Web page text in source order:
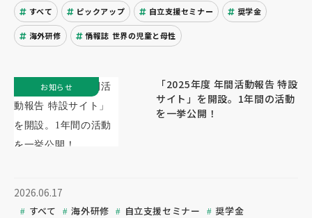
すべて ピックアップ 自立支援セミナー 奨学金
海外研修 情報誌 世界の児童と母性
「2025年度 年間活動報告 特設
サイト」を開設。1年間の活動
を一挙公開！
2026.06.17
すべて 海外研修 自立支援セミナー
奨学金
お知らせ